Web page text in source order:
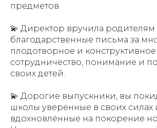
предметов.
💫 Директор вручила
благодарственные письма за
плодотворное и конструктивное
сотрудничество, понимание и
своих детей.
💫 Дорогие выпускники, вы
школы уверенные в своих силах
вдохновлённые на покорение